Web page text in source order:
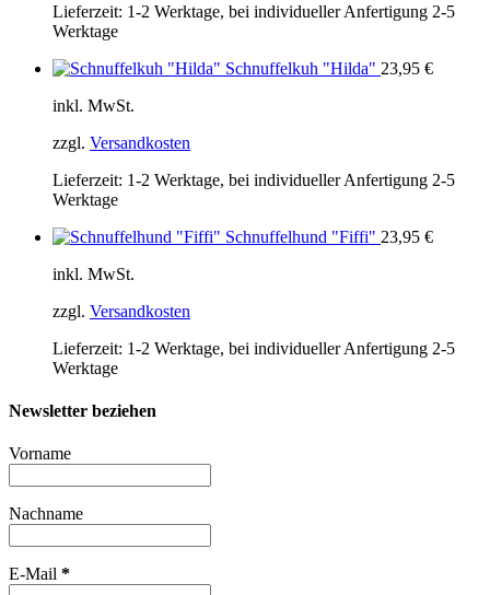
Lieferzeit: 1-2 Werktage, bei individueller Anfertigung 2-5
Werktage
Schnuffelkuh "Hilda" 23,95 €
inkl. MwSt.
zzgl. Versandkosten
Lieferzeit: 1-2 Werktage, bei individueller Anfertigung 2-5
Werktage
Schnuffelhund "Fiffi" 23,95 €
inkl. MwSt.
zzgl. Versandkosten
Lieferzeit: 1-2 Werktage, bei individueller Anfertigung 2-5
Werktage
Newsletter beziehen
Vorname
Nachname
E-Mail *